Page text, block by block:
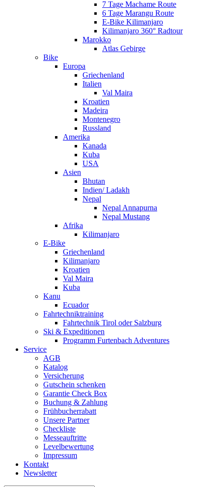
7 Tage Machame Route
6 Tage Marangu Route
E-Bike Kilimanjaro
Kilimanjaro 360° Radtour
Marokko
Atlas Gebirge
Bike
Europa
Griechenland
Italien
Val Maira
Kroatien
Madeira
Montenegro
Russland
Amerika
Kanada
Kuba
USA
Asien
Bhutan
Indien/ Ladakh
Nepal
Nepal Annapurna
Nepal Mustang
Afrika
Kilimanjaro
E-Bike
Griechenland
Kilimanjaro
Kroatien
Val Maira
Kuba
Kanu
Ecuador
Fahrtechniktraining
Fahrtechnik Tirol oder Salzburg
Ski & Expeditionen
Programm Furtenbach Adventures
Service
AGB
Katalog
Versicherung
Gutschein schenken
Garantie Check Box
Buchung & Zahlung
Frühbucherrabatt
Unsere Partner
Checkliste
Messeauftritte
Levelbewertung
Impressum
Kontakt
Newsletter